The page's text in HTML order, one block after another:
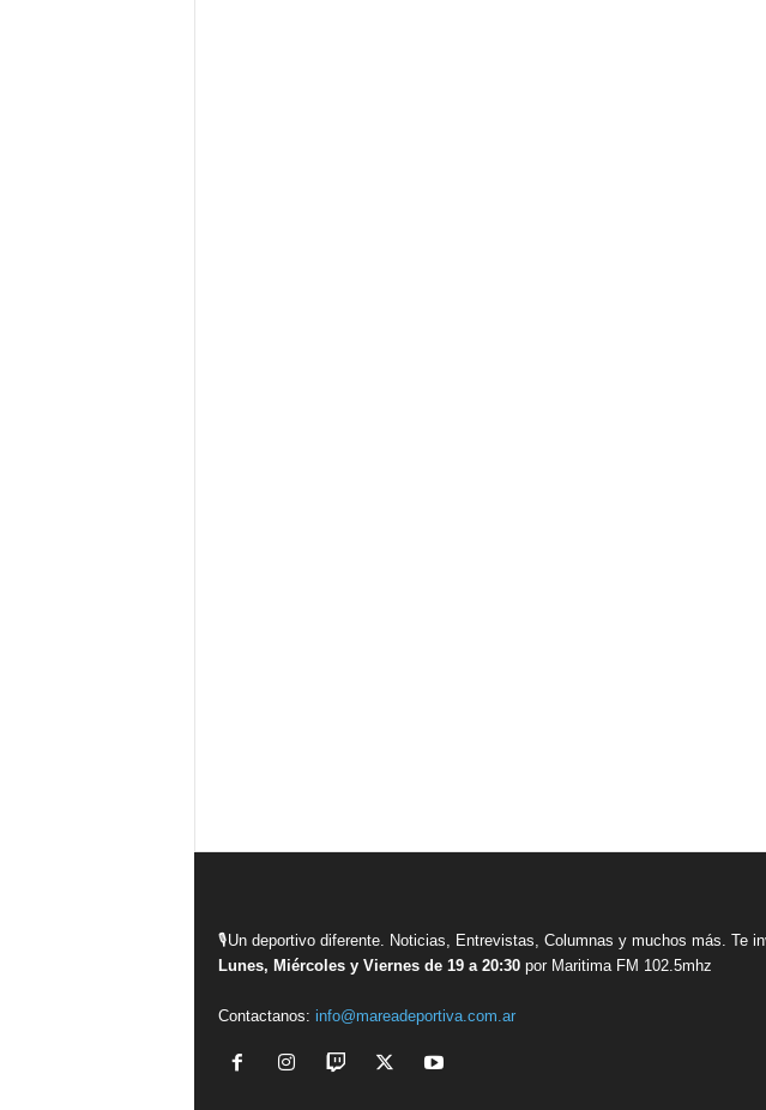
🎙Un deportivo diferente. Noticias, Entrevistas, Columnas y muchos más. Te
Lunes, Miércoles y Viernes de 19 a 20:30por Maritima FM 102.5mhz
Contactanos: info@mareadeportiva.com.ar